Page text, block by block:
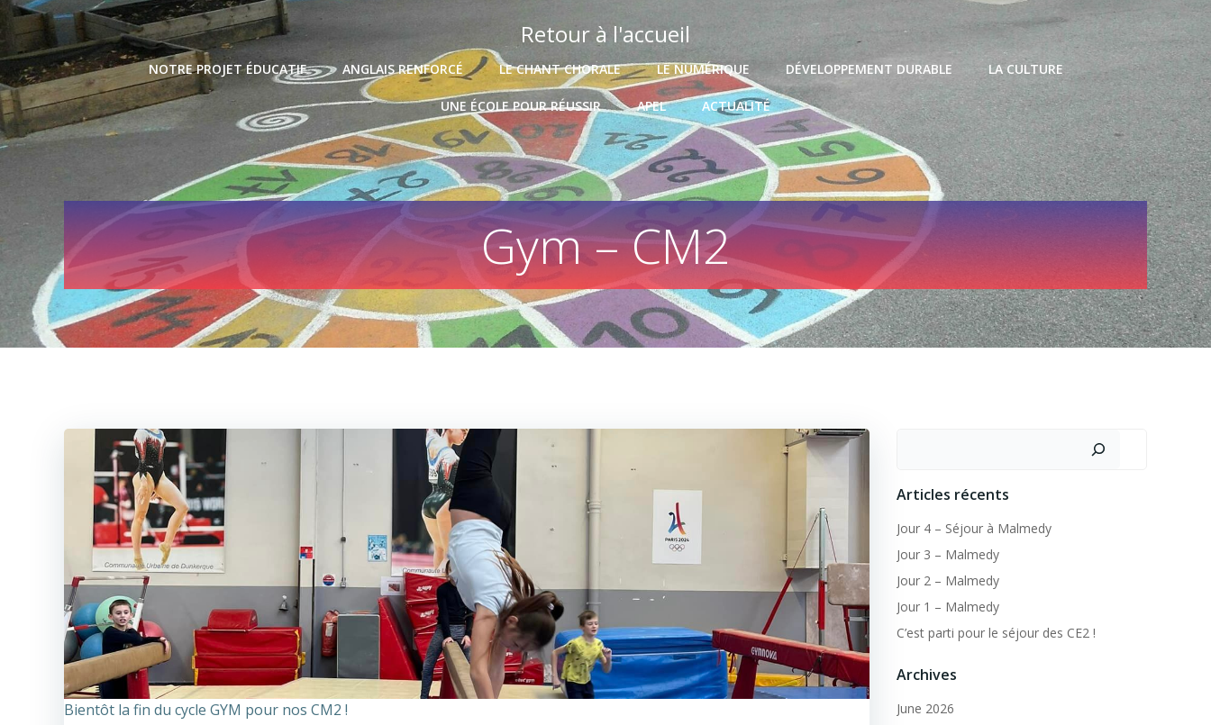
Skip
to
content
Retour à l'accueil
NOTRE PROJET ÉDUCATIF ANGLAIS RENFORCÉ LE CHANT CHORALE LE NUMÉRIQUE DÉVELOPPEMENT DURABLE LA CULTURE
UNE ÉCOLE POUR RÉUSSIR APEL ACTUALITÉ
Gym – CM2
Bientôt la fin du cycle GYM pour nos CM2 !
Articles récents
Jour 4 – Séjour à Malmedy
Jour 3 – Malmedy
Jour 2 – Malmedy
Jour 1 – Malmedy
C’est parti pour le séjour des CE2 !
Archives
June 2026